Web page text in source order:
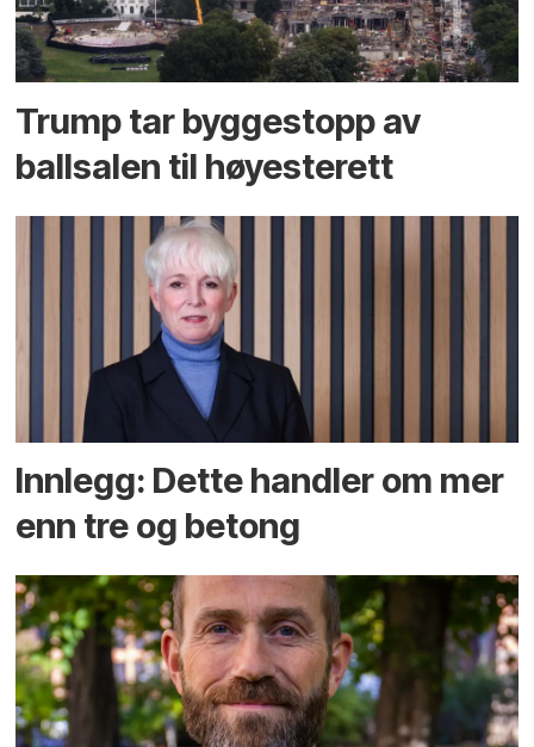
Trump tar byggestopp av
ballsalen til høyesterett
Innlegg: Dette handler om mer
enn tre og betong